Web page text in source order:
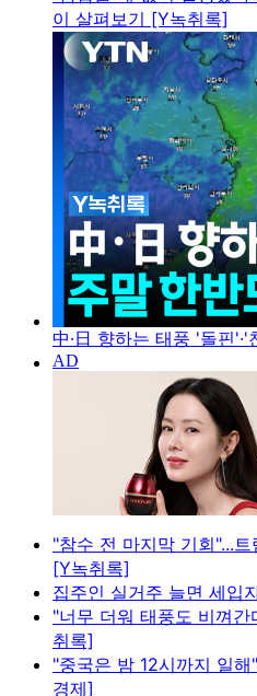
이 살펴보기 [Y녹취록]
中·日 향하는 태풍 '돌핀
"참수 전 마지막 기회"...
[Y녹취록]
집주인 실거주 늘면 세입
"너무 더워 태풍도 비껴
취록]
"중국은 밤 12시까지 일
경제]